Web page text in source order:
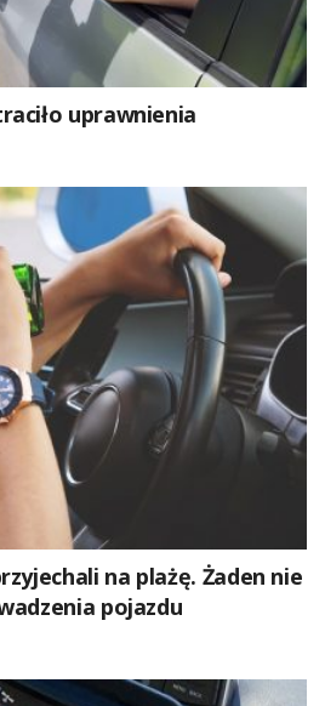
uprawnienia
na plażę. Żaden nie
pojazdu